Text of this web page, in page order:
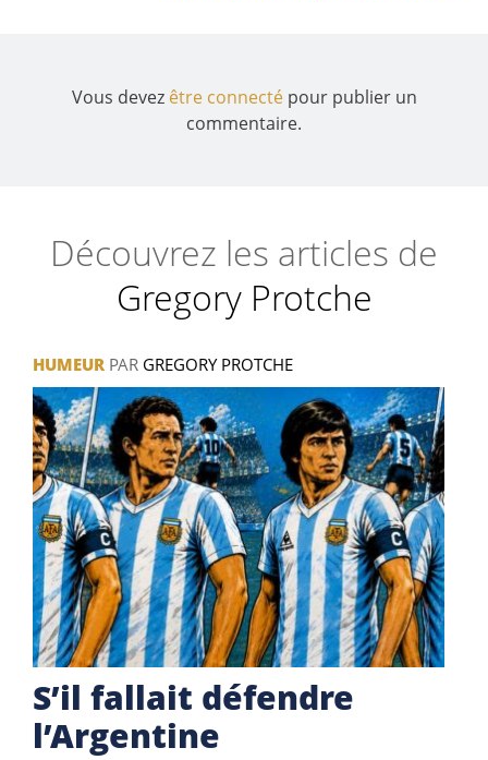
Vous devez être connectépour publier un
commentaire.
Découvrez les articles de
Gregory Protche
HUMEUR PAR GREGORY PROTCHE
S’il fallait défendre
l’Argentine